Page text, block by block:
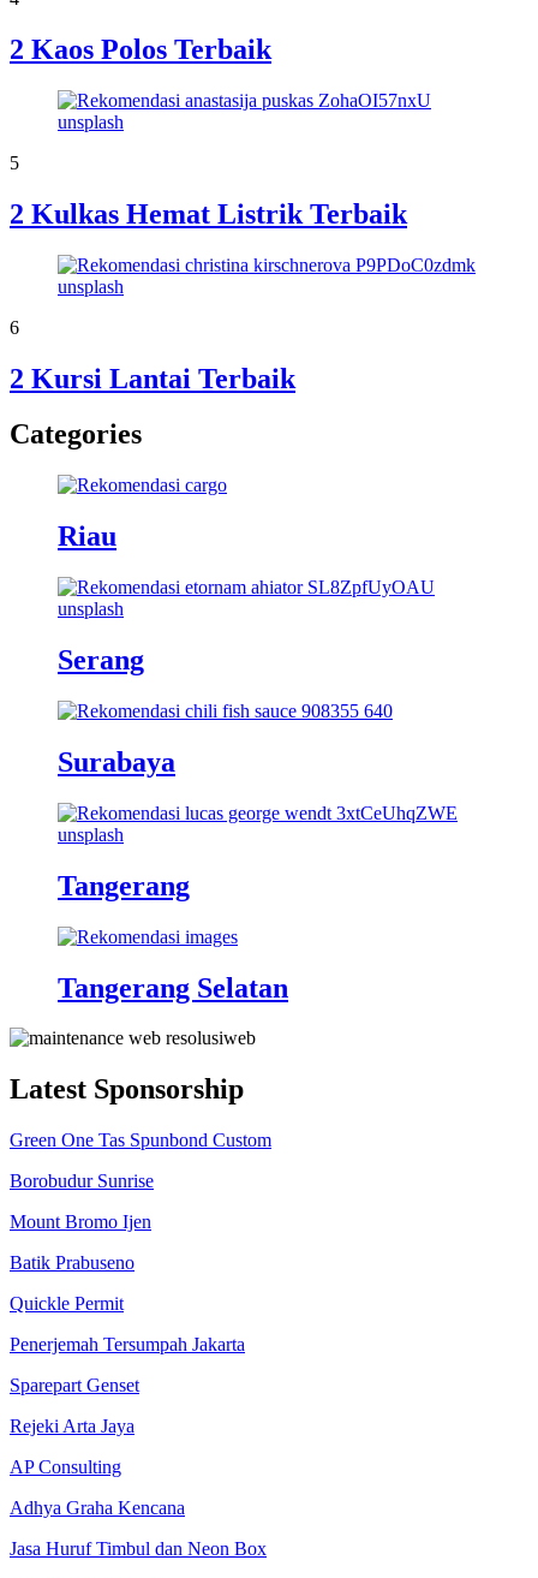
2 Kaos Polos Terbaik
5
2 Kulkas Hemat Listrik Terbaik
6
2 Kursi Lantai Terbaik
Categories
Riau
Serang
Surabaya
Tangerang
Tangerang Selatan
Latest Sponsorship
Green One Tas Spunbond Custom
Borobudur Sunrise
Mount Bromo Ijen
Batik Prabuseno
Quickle Permit
Penerjemah Tersumpah Jakarta
Sparepart Genset
Rejeki Arta Jaya
AP Consulting
Adhya Graha Kencana
Jasa Huruf Timbul dan Neon Box